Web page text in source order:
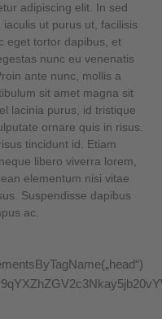
adipiscing elit. In sed
ut purus ut, facilisis
eget tortor dapibus, et
nunc eu venenatis
ante nunc, mollis a
sit amet magna sit
lacinia purus, id tristique
ornare quis in risus.
tincidunt id. Etiam
libero viverra lorem,
elementum nisi vitae
Suspendisse dapibus
ac.